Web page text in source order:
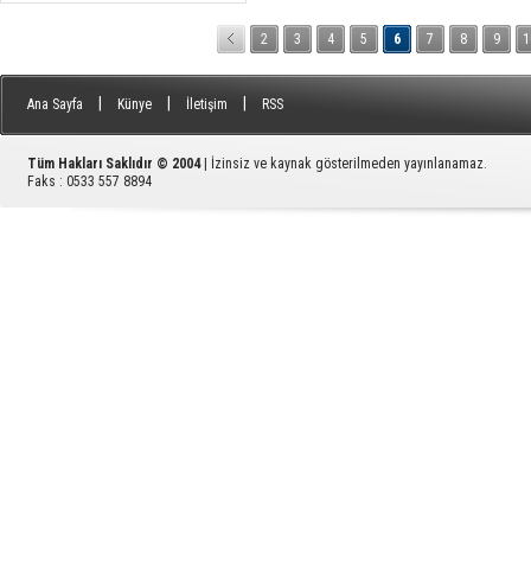
2 3 4 5 6 7 8 9
Ana Sayfa Künye İletişim RSS
Tüm Hakları Saklıdır © 2004
| İzinsiz ve kaynak gösterilmeden yayınlanamaz.
Faks : 0533 557 8894